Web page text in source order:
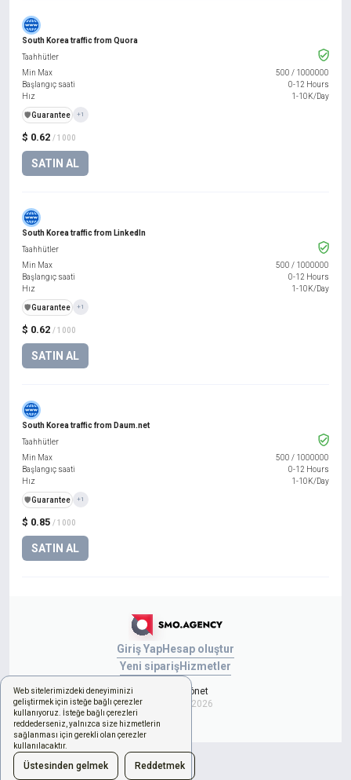
Web sitelerimizdeki deneyiminizi
geliştirmek için isteğe bağlı çerezler
kullanıyoruz. İsteğe bağlı çerezleri
reddederseniz, yalnızca size hizmetlerin
sağlanması için gerekli olan çerezler
kullanılacaktır.
Üstesinden gelmek Reddetmek
South Korea traffic from Quora
$ 0.62 / 1000
SATIN AL
Taahhütler
Min Max
500 / 1000000
Başlangıç saati
0-12 Hours
Hız
1-10K/Day
️🛡️Guarantee +1
South Korea traffic from LinkedIn
$ 0.62 / 1000
SATIN AL
Taahhütler
Min Max
500 / 1000000
Başlangıç saati
0-12 Hours
Hız
1-10K/Day
️🛡️Guarantee +1
South Korea traffic from Daum.net
$ 0.85 / 1000
SATIN AL
Taahhütler
Min Max
500 / 1000000
Başlangıç saati
0-12 Hours
Hız
1-10K/Day
️🛡️Guarantee +1
Giriş YapHesap oluştur
Yeni siparişHizmetler
Çerezleri yönet
Copyright © 2026